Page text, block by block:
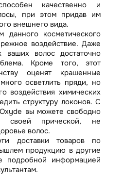
качественно и
при этом придав им
внешнего вида.
данного косметического
воздействие. Даже
ваших волос достаточно
Кроме того, этот
оценят крашенные
осветлить пряди, но
воздействия химических
структуру локонов. С
вы можете свободно
своей прической, не
волос.
доставки товаров по
продукцию в другие
подробной информацией